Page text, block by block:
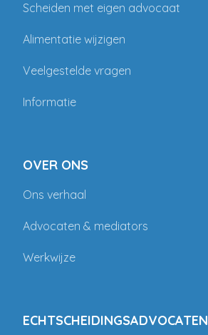
Scheiden met eigen advocaat
Alimentatie wijzigen
Veelgestelde vragen
Informatie
OVER ONS
Ons verhaal
Advocaten & mediators
Werkwijze
ECHTSCHEIDINGSADVOCATEN